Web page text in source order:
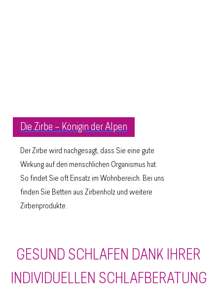
Die Zirbe – Königin der Alpen
Der Zirbe wird nachgesagt, dass Sie eine gute
Wirkung auf den menschlichen Organismus hat.
So findet Sie oft Einsatz im Wohnbereich. Bei uns
finden Sie Betten aus Zirbenholz und weitere
Zirbenprodukte.
GESUND SCHLAFEN DANK IHRER
INDIVIDUELLEN SCHLAFBERATUNG